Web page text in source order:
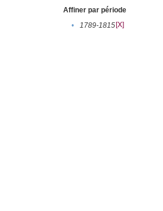
Affiner par période
•
1789-1815[X]